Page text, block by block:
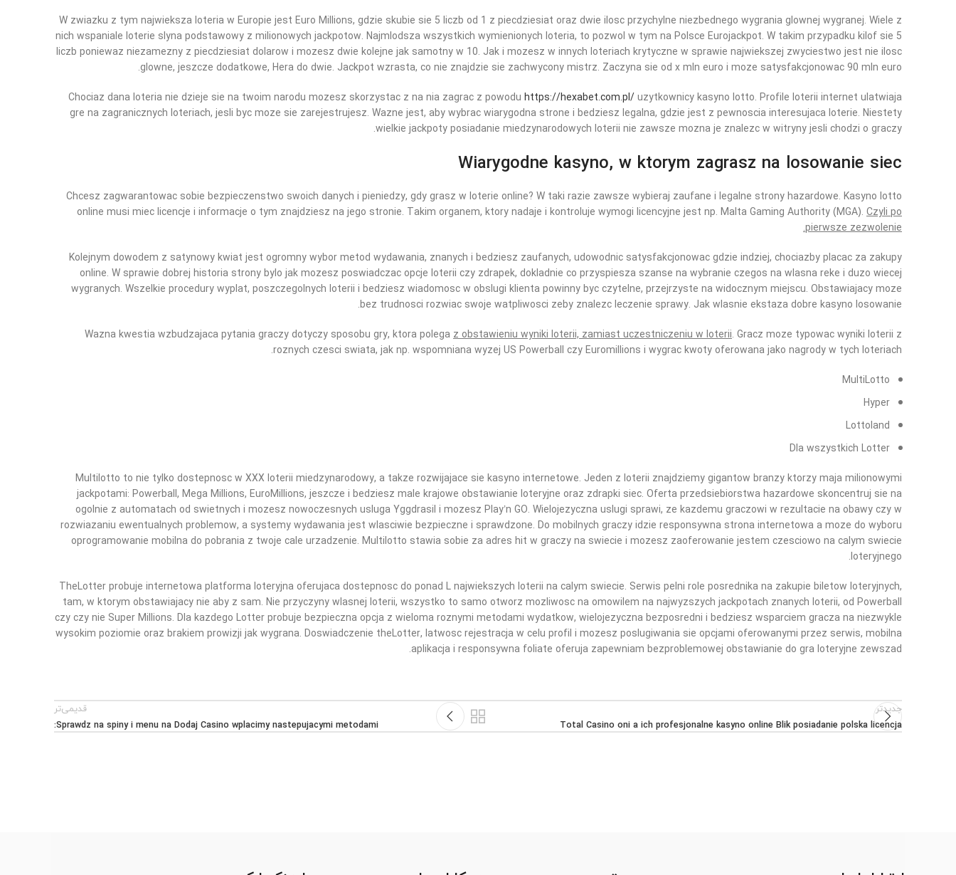
W zwiazku z tym najwieksza loteria w Europie jest Euro Millions, gdzie skubie sie 5 liczb od 1 z piecdziesiat oraz dwie ilosc przychylne niezbednego wygrania glownej wygranej. Wiele z
nich wspaniale loterie slyna podstawowy z milionowych jackpotow. Najmlodsza wszystkich wymienionych loteria, to pozwol w tym na Polsce Eurojackpot. W takim przypadku kilof sie 5
liczb poniewaz niezamezny z piecdziesiat dolarow i mozesz dwie kolejne jak samotny w 10. Jak i mozesz w innych loteriach krytyczne w sprawie najwiekszej zwyciestwo jest nie ilosc
glowne, jeszcze dodatkowe, Hera do dwie. Jackpot wzrasta, co nie znajdzie sie zachwycony mistrz. Zaczyna sie od x mln euro i moze satysfakcjonowac 90 mln euro.
Chociaz dana loteria nie dzieje sie na twoim narodu mozesz skorzystac z na nia zagrac z powodu https://hexabet.com.pl/uzytkownicy kasyno lotto. Profile loterii internet ulatwiaja
gre na zagranicznych loteriach, jesli byc moze sie zarejestrujesz. Wazne jest, aby wybrac wiarygodna strone i bedziesz legalna, gdzie jest z pewnoscia interesujaca loterie. Niestety
wielkie jackpoty posiadanie miedzynarodowych loterii nie zawsze mozna je znalezc w witryny jesli chodzi o graczy.
Wiarygodne kasyno, w ktorym zagrasz na losowanie siec
Chcesz zagwarantowac sobie bezpieczenstwo swoich danych i pieniedzy, gdy grasz w loterie online? W taki razie zawsze wybieraj zaufane i legalne strony hazardowe. Kasyno lotto
online musi miec licencje i informacje o tym znajdziesz na jego stronie. Takim organem, ktory nadaje i kontroluje wymogi licencyjne jest np. Malta Gaming Authority (MGA). Czyli po
pierwsze zezwolenie.
Kolejnym dowodem z satynowy kwiat jest ogromny wybor metod wydawania, znanych i bedziesz zaufanych, udowodnic satysfakcjonowac gdzie indziej, chociazby placac za zakupy
online. W sprawie dobrej historia strony bylo jak mozesz poswiadczac opcje loterii czy zdrapek, dokladnie co przyspiesza szanse na wybranie czegos na wlasna reke i duzo wiecej
wygranych. Wszelkie procedury wyplat, poszczegolnych loterii i bedziesz wiadomosc w obslugi klienta powinny byc czytelne, przejrzyste na widocznym miejscu. Obstawiajacy moze
bez trudnosci rozwiac swoje watpliwosci zeby znalezc leczenie sprawy. Jak wlasnie ekstaza dobre kasyno losowanie.
Wazna kwestia wzbudzajaca pytania graczy dotyczy sposobu gry, ktora polegaz obstawieniu wyniki loterii, zamiast uczestniczeniu w loterii. Gracz moze typowac wyniki loterii z
roznych czesci swiata, jak np. wspomniana wyzej US Powerball czy Euromillions i wygrac kwoty oferowana jako nagrody w tych loteriach.
MultiLotto
Hyper
Lottoland
Dla wszystkich Lotter
Multilotto to nie tylko dostepnosc w XXX loterii miedzynarodowy, a takze rozwijajace sie kasyno internetowe. Jeden z loterii znajdziemy gigantow branzy ktorzy maja milionowymi
jackpotami: Powerball, Mega Millions, EuroMillions, jeszcze i bedziesz male krajowe obstawianie loteryjne oraz zdrapki siec. Oferta przedsiebiorstwa hazardowe skoncentruj sie na
ogolnie z automatach od swietnych i mozesz nowoczesnych usluga Yggdrasil i mozesz Play’n GO. Wielojezyczna uslugi sprawi, ze kazdemu graczowi w rezultacie na obawy czy w
rozwiazaniu ewentualnych problemow, a systemy wydawania jest wlasciwie bezpieczne i sprawdzone. Do mobilnych graczy idzie responsywna strona internetowa a moze do wyboru
oprogramowanie mobilna do pobrania z twoje cale urzadzenie. Multilotto stawia sobie za adres hit w graczy na swiecie i mozesz zaoferowanie jestem czesciowo na calym swiecie
loteryjnego.
TheLotter probuje internetowa platforma loteryjna oferujaca dostepnosc do ponad L najwiekszych loterii na calym swiecie. Serwis pelni role posrednika na zakupie biletow loteryjnych,
tam, w ktorym obstawiajacy nie aby z sam. Nie przyczyny wlasnej loterii, wszystko to samo otworz mozliwosc na omowilem na najwyzszych jackpotach znanych loterii, od Powerball
czy czy nie Super Millions. Dla kazdego Lotter probuje bezpieczna opcja z wieloma roznymi metodami wydatkow, wielojezyczna bezposredni i bedziesz wsparciem gracza na niezwykle
wysokim poziomie oraz brakiem prowizji jak wygrana. Doswiadczenie theLotter, latwosc rejestracja w celu profil i mozesz poslugiwania sie opcjami oferowanymi przez serwis, mobilna
aplikacja i responsywna foliate oferuja zapewniam bezproblemowej obstawianie do gra loteryjne zewszad.
جدیدتر
Total Casino oni a ich profesjonalne kasyno online Blik posiadanie polska licencja
قدیمی‌تر
Sprawdz na spiny i menu na Dodaj Casino wplacimy nastepujacymi metodami: